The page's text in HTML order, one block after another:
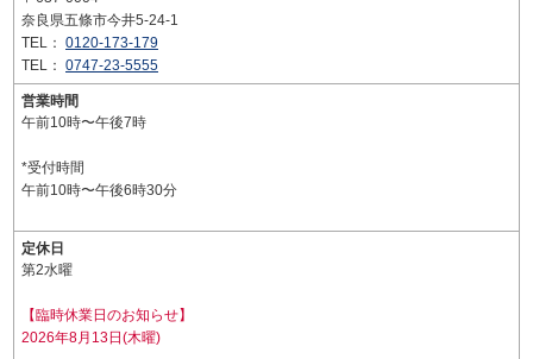
奈良県五條市今井5-24-1
TEL： 0120-173-179
TEL： 0747-23-5555
営業時間
午前10時〜午後7時
*受付時間
午前10時〜午後6時30分
定休日
第2水曜
【臨時休業日のお知らせ】
2026年8月13日(木曜)